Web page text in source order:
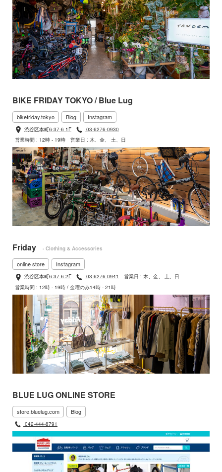
BIKE FRIDAY TOKYO / Blue Lug
bikefriday.tokyo Blog Instagram
渋谷区本町6-37-6 1F
03-6276-0930
営業時間 : 12時 - 19時
営業日 : 木、金、 土、日
Friday - Clothing & Accessories
online store Instagram
渋谷区本町6-37-6 2F 03-6276-0941
営業日 : 木、金、 土、日
営業時間 : 12時 - 19時 / 金曜のみ14時 - 21時
BLUE LUG ONLINE STORE
store.bluelug.com Blog
042-444-8791